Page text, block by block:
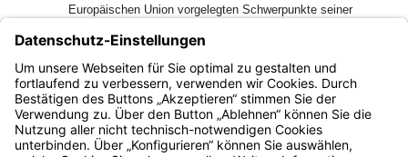
Europäischen Union vorgelegten Schwerpunkte seiner
(3) Die Staatsregierung übermittelt dem Landtag
unverzüglich die Ergebnisse der Europaministerkonferenzen
sowie der Plenarsitzungen des Ausschusses der Regionen.
Bayern.de